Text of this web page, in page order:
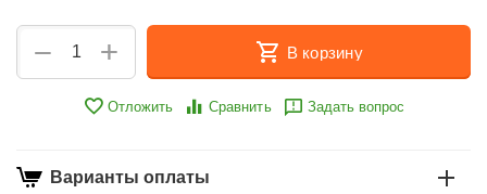
+
− В корзину
Отложить Сравнить Задать вопрос
Варианты оплаты